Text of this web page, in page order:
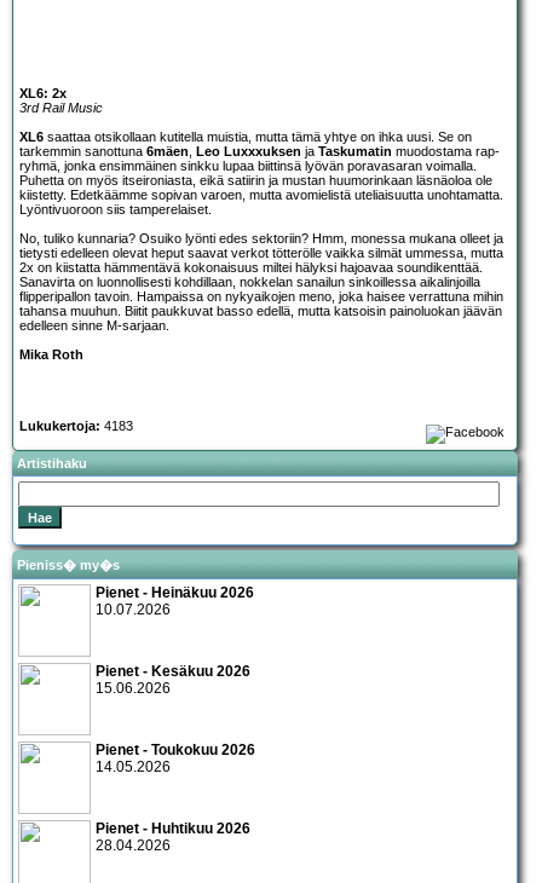
XL6: 2x
3rd Rail Music
XL6 saattaa otsikollaan kutitella muistia, mutta tämä yhtye on ihka uusi. Se on
tarkemmin sanottuna 6mäen Leo Luxxxuksen ja Taskumatin muodostama rap-
ryhmä, jonka ensimmäinen sinkku lupaa biittinsä lyövän poravasaran voimalla.
Puhetta on myös itseironiasta, eikä satiirin ja mustan huumorinkaan läsnäoloa ole
kiistetty. Edetkäämme sopivan varoen, mutta avomielistä uteliaisuutta unohtamatta.
Lyöntivuoroon siis tamperelaiset.
No, tuliko kunnaria? Osuiko lyönti edes sektoriin? Hmm, monessa mukana olleet ja
tietysti edelleen olevat heput saavat verkot tötterölle vaikka silmät ummessa, mutta
2x on kiistatta hämmentävä kokonaisuus miltei hälyksi hajoavaa soundikenttää.
Sanavirta on luonnollisesti kohdillaan, nokkelan sanailun sinkoillessa aikalinjoilla
flipperipallon tavoin. Hampaissa on nykyaikojen meno, joka haisee verrattuna mihin
tahansa muuhun. Biitit paukkuvat basso edellä, mutta katsoisin painoluokan jäävän
edelleen sinne M-sarjaan.
Mika Roth
Lukukertoja: 4183
Artistihaku
Pieniss� my�s
Pienet - Heinäkuu 2026
10.07.2026
Pienet - Kesäkuu 2026
15.06.2026
Pienet - Toukokuu 2026
14.05.2026
Pienet - Huhtikuu 2026
28.04.2026